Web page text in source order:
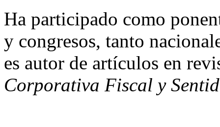
Ha participado como
y congresos, tanto
es autor de artículos en
Corporativa Fiscal y